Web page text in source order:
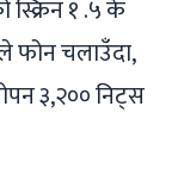
१ .५ के
फोन चलाउँदा,
३,२०० निट्स